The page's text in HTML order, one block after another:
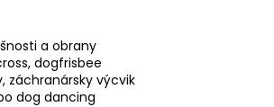
a obrany
dogfrisbee
záchranársky výcvik
dog dancing